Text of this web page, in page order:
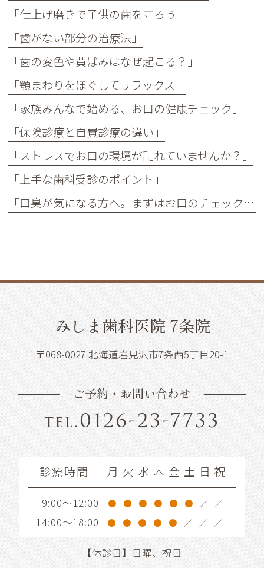
「仕上げ磨きで子供の歯を守ろう」
「歯がない部分の治療法」
「歯の変色や黄ばみはなぜ起こる？」
「顎まわりをほぐしてリラックス」
「家族みんなで始める、お口の健康チェック」
「保険診療と自費診療の違い」
「ストレスでお口の環境が乱れていませんか？」
「上手な歯科受診のポイント」
「口臭が気になる方へ。まずはお口のチェックを」
みしま歯科医院 7条院
〒068-0027 北海道岩見沢市7条西5丁目20-1
ご予約・お問い合わせ
tel.0126-23-7733
診療時間 月 火 水 木 金 土 日 祝
9:00～12:00 ● ● ● ● ● ● ／ ／
14:00～18:00 ● ● ● ● ● ／ ／ ／
【休診日】日曜、祝日